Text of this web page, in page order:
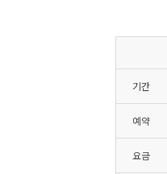
기간
예약
요금